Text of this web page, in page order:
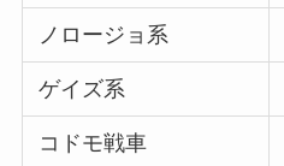
ノロージョ系
ゲイズ系
コドモ戦車